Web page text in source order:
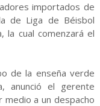
importados de
de Liga de Béisbol
la cual comenzará el
de la enseña verde
anunció el gerente
medio a un despacho